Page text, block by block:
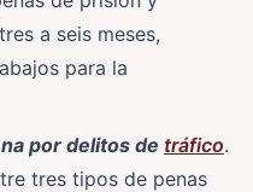
a seis meses,
para la
por delitos de tráfico.
tres tipos de penas